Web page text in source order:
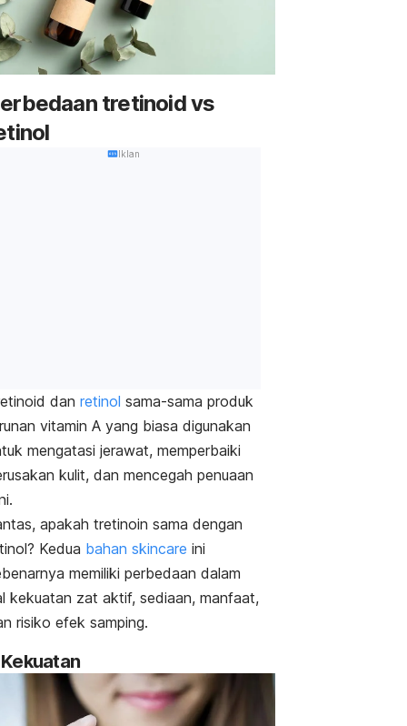
tretinoid vs
Iklan
dan retinol sama-sama produk
vitamin A yang biasa digunakan
mengatasi jerawat, memperbaiki
kulit, dan mencegah penuaan
apakah tretinoin sama dengan
Kedua bahan skincare ini
memiliki perbedaan dalam
kekuatan zat aktif, sediaan, manfaat,
risiko efek samping.
Kekuatan